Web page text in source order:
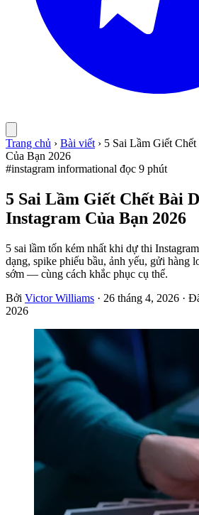
Trang chủ › Bài viết › 5 Sai Lầm Giết
Của Bạn 2026
#instagram informational đọc 9 phút
5 Sai Lầm Giết Chết Bài
Instagram Của Bạn 2026
5 sai lầm tốn kém nhất khi dự thi
dạng, spike phiếu bầu, ảnh yếu, gửi hàng
sớm — cùng cách khắc phục cụ thể.
Bởi Victor Williams · 26 tháng 4, 2026 ·
2026